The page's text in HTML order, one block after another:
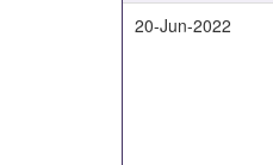
20-Jun-2022